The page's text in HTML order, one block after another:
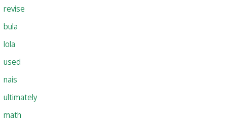
revise
bula
lola
used
nais
ultimately
math